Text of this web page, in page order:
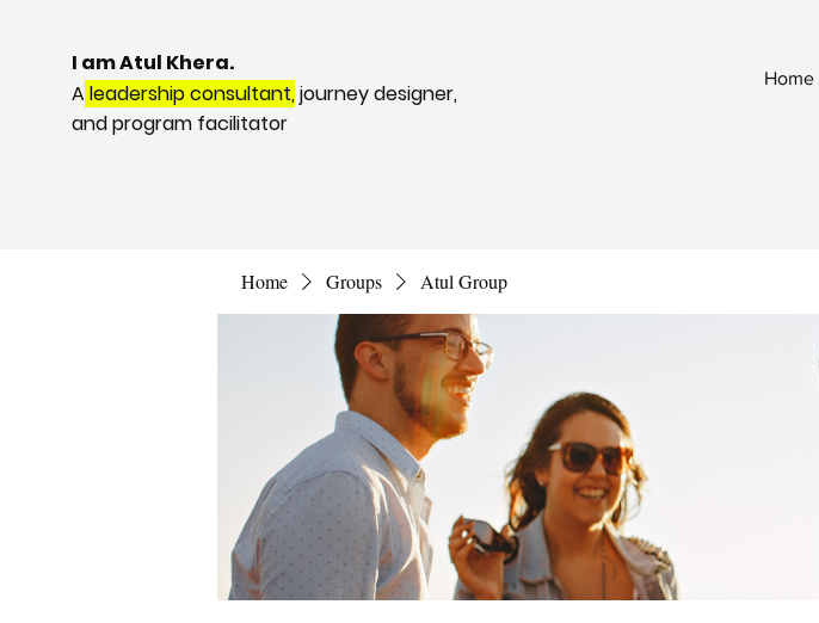
I am Atul Khera.
Aleadership consultant,journey designer,
and program facilitator
Home
Home Groups Atul Group